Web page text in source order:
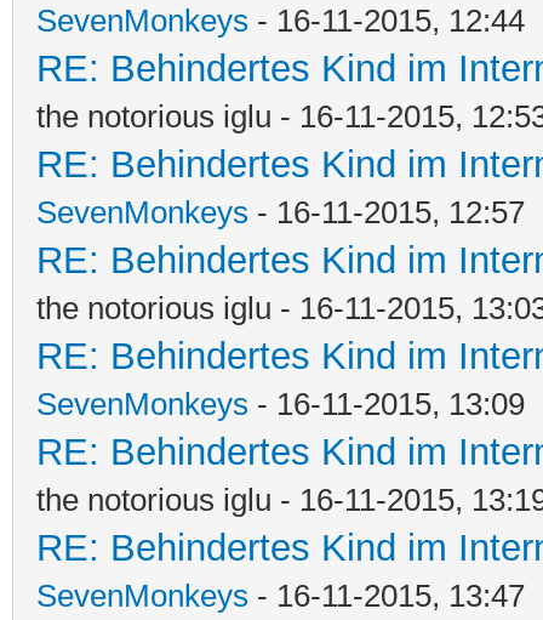
SevenMonkeys - 16-11-2015, 12:44
RE: Behindertes Kind im
the notorious iglu - 16-11-2015,
RE: Behindertes Kind im
SevenMonkeys - 16-11-2015, 12:57
RE: Behindertes Kind im
the notorious iglu - 16-11-2015,
RE: Behindertes Kind im
SevenMonkeys - 16-11-2015, 13:09
RE: Behindertes Kind im
the notorious iglu - 16-11-2015,
RE: Behindertes Kind im
SevenMonkeys - 16-11-2015, 13:47